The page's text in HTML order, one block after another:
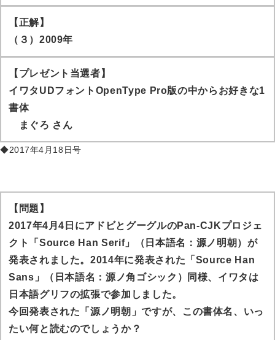
【正解】
（３）2009年
【プレゼント当選者】
イワタUDフォントOpenType Pro版の中からお好きな1
書体
まぐろ さん
◆2017年4月18日号
【問題】
2017年4月4日にアドビとグーグルのPan-CJKプロジェ
クト「Source Han Serif」（日本語名：源ノ明朝）が
発表されました。2014年に発表された「Source Han
Sans」（日本語名：源ノ角ゴシック）同様、イワタは
日本語グリフの拡張で参加しました。
今回発表された「源ノ明朝」ですが、この書体名、いっ
たい何と読むのでしょうか？